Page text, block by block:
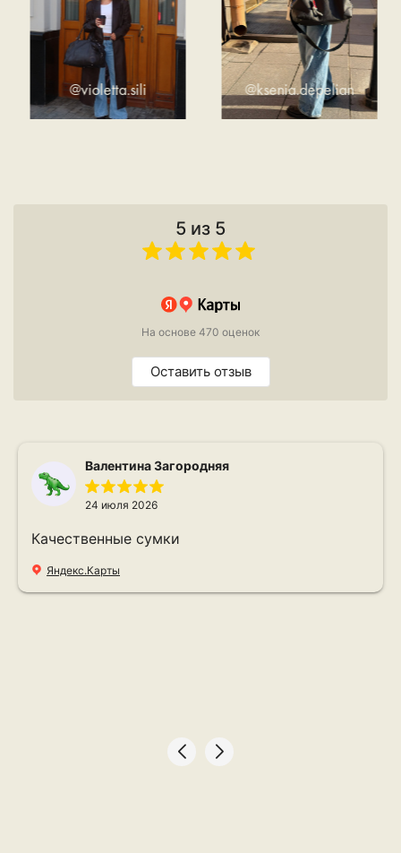
@violetta.sili @ksenia.depelian
5 из 5
На основе 470 оценок
Оставить отзыв
Валентина Загородняя
24 июля 2026
Качественные сумки
Яндекс.Карты